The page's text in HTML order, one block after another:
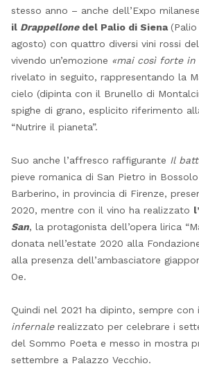
stesso anno – anche dell’Expo
il Drappellonedel Palio di Siena (Palio
agosto) con quattro diversi vini rossi
vivendo un’emozione «mai così forte in
rivelato in seguito, rappresentando la
cielo (dipinta con il Brunello di
spighe di grano, esplicito riferimento
“Nutrire il pianeta”.
Suo anche l’affresco raffigurante Il
pieve romanica di San Pietro in
Barberino, in provincia di Firenze,
2020, mentre con il vino ha realizzato
San, la protagonista dell’opera lirica
donata nell’estate 2020 alla
alla presenza dell’ambasciatore
Oe.
Quindi nel 2021 ha dipinto, sempre con
infernalerealizzato per celebrare i
del Sommo Poeta e messo in mostra
settembre a Palazzo Vecchio.